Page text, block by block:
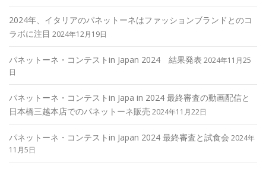
2024年、イタリアのパネットーネはファッションブランドとのコ
ラボに注目 2024年12月19日
パネットーネ・コンテストin Japan 2024 結果発表 2024年11月25
日
パネットーネ・コンテストin Japa in 2024 最終審査の動画配信と
日本橋三越本店でのパネットーネ販売 2024年11月22日
パネットーネ・コンテストin Japan 2024 最終審査と試食会 2024年
11月5日